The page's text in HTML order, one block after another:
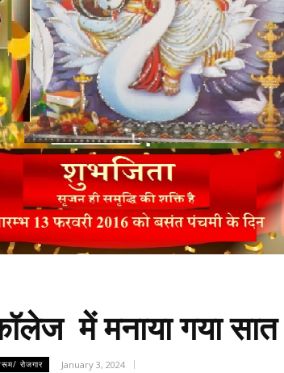
में मनाया गया
रोजगार January 3, 2024